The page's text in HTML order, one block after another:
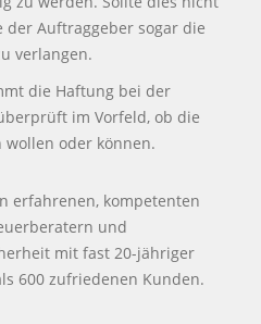
Auftraggeber sogar die
verlangen.
die Haftung bei der
im Vorfeld, ob die
oder können.
erfahrenen, kompetenten
und
mit fast 20-jähriger
600 zufriedenen Kunden.